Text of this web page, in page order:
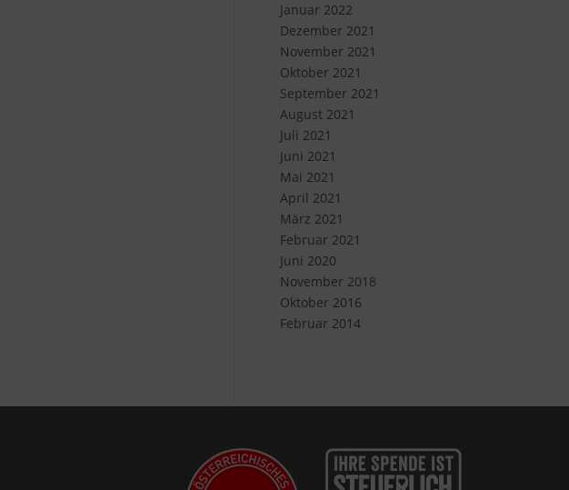
Januar 2022
Dezember 2021
November 2021
Oktober 2021
September 2021
August 2021
Juli 2021
Juni 2021
Mai 2021
April 2021
März 2021
Februar 2021
Juni 2020
November 2018
Oktober 2016
Februar 2014